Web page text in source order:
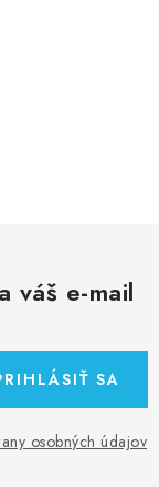
váš e-mail
osobných údajov
SA